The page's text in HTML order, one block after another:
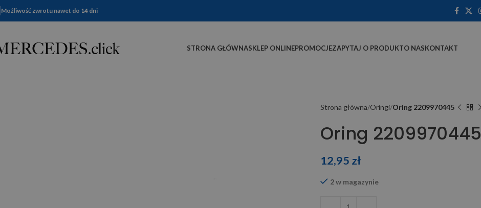
Możliwość zwrotu nawet do 14 dni
STRONA GŁÓWNASKLEP ONLINEPROMOCJEZAPYTAJ O PRODUKTO NASKONTAKT
Strona główna Oringi Oring 2209970445
Oring 2209970445
12,95 zł
2 w magazynie